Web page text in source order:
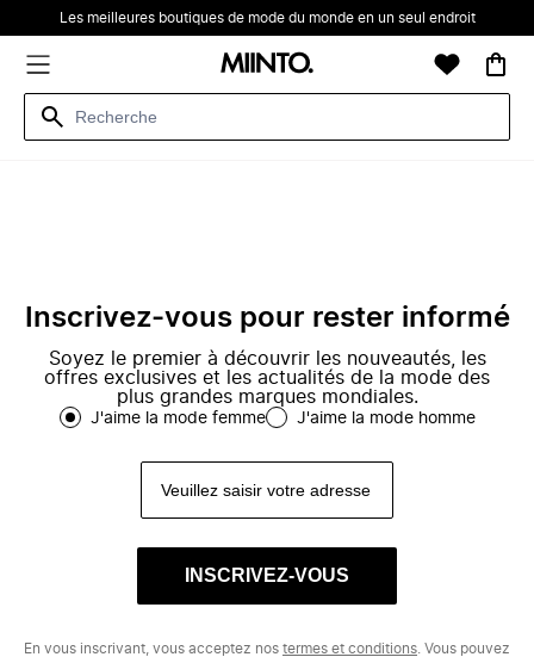
Les meilleures boutiques de mode du monde en un seul endroit
Inscrivez-vous pour rester informé
Soyez le premier à découvrir les nouveautés, les
offres exclusives et les actualités de la mode des
plus grandes marques mondiales.
J'aime la mode femme J'aime la mode homme
INSCRIVEZ-VOUS
En vous inscrivant, vous acceptez nos termes et conditions . Vous pouvez